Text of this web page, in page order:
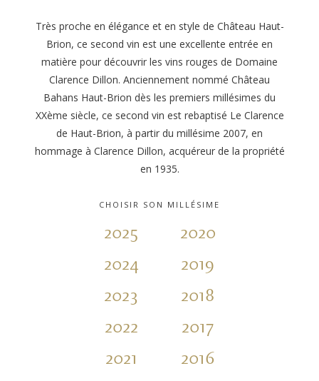
Très proche en élégance et en style de Château Haut-
Brion, ce second vin est une excellente entrée en
matière pour découvrir les vins rouges de Domaine
Clarence Dillon. Anciennement nommé Château
Bahans Haut-Brion dès les premiers millésimes du
XXème siècle, ce second vin est rebaptisé Le Clarence
de Haut-Brion, à partir du millésime 2007, en
hommage à Clarence Dillon, acquéreur de la propriété
en 1935.
CHOISIR SON MILLÉSIME
2025
2024
2023
2022
2021
2020
2019
2018
2017
2016